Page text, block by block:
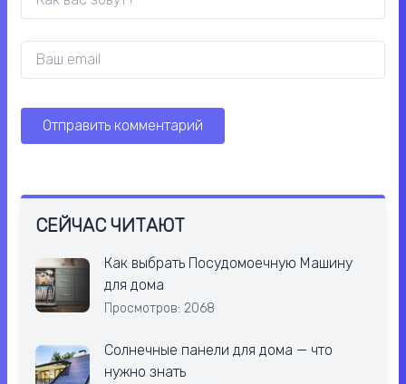
СЕЙЧАС ЧИТАЮТ
Как выбрать Посудомоечную Машину
для дома
Просмотров: 2068
Солнечные панели для дома — что
нужно знать